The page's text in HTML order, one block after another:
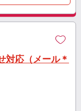
対応（メール＊